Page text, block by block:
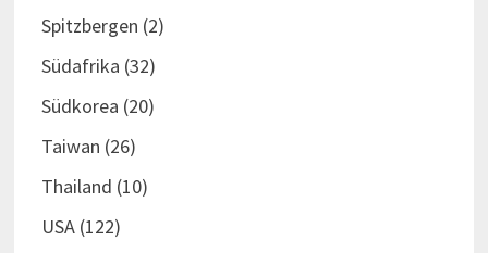
Spitzbergen (2)
Südafrika (32)
Südkorea (20)
Taiwan (26)
Thailand (10)
USA(122)